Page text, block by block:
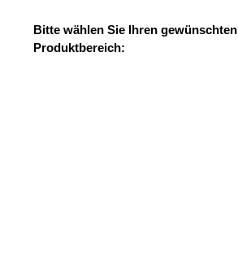
Bitte wählen Sie Ihren gewünschten
Produktbereich: